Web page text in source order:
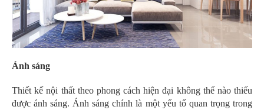
Ánh sáng
Thiết kế nội thất theo phong cách hiện đại không thể nào thiếu
được ánh sáng. Ánh sáng chính là một yếu tố quan trọng trong